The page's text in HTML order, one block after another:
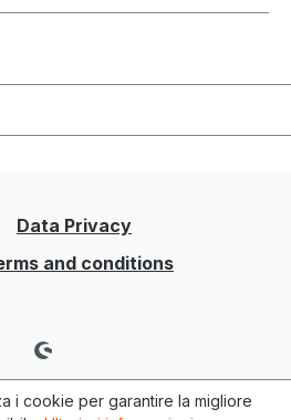
Data Privacy
and conditions
i cookie per garantire la migliore